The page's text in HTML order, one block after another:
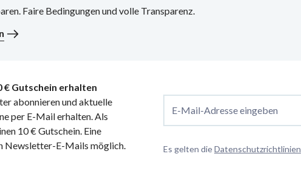
Faire Bedingungen und volle Transparenz.
Gutschein erhalten
abonnieren und aktuelle
per E-Mail erhalten. Als
10 € Gutschein. Eine
Newsletter-E-Mails möglich.
E-Mail-Adresse eingeben
Es gelten dieDatenschutzrichtlinien